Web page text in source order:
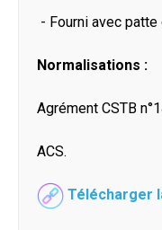
- Fourni avec patte
Normalisations :
Agrément CSTB
ACS.
Télécharger